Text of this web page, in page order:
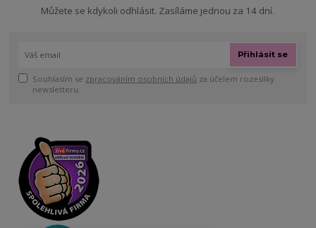
Můžete se kdykoli odhlásit. Zasíláme jednou za 14 dní.
Přihlásit se
Souhlasím se zpracováním osobních údajů za účelem rozesílky
newsletteru.